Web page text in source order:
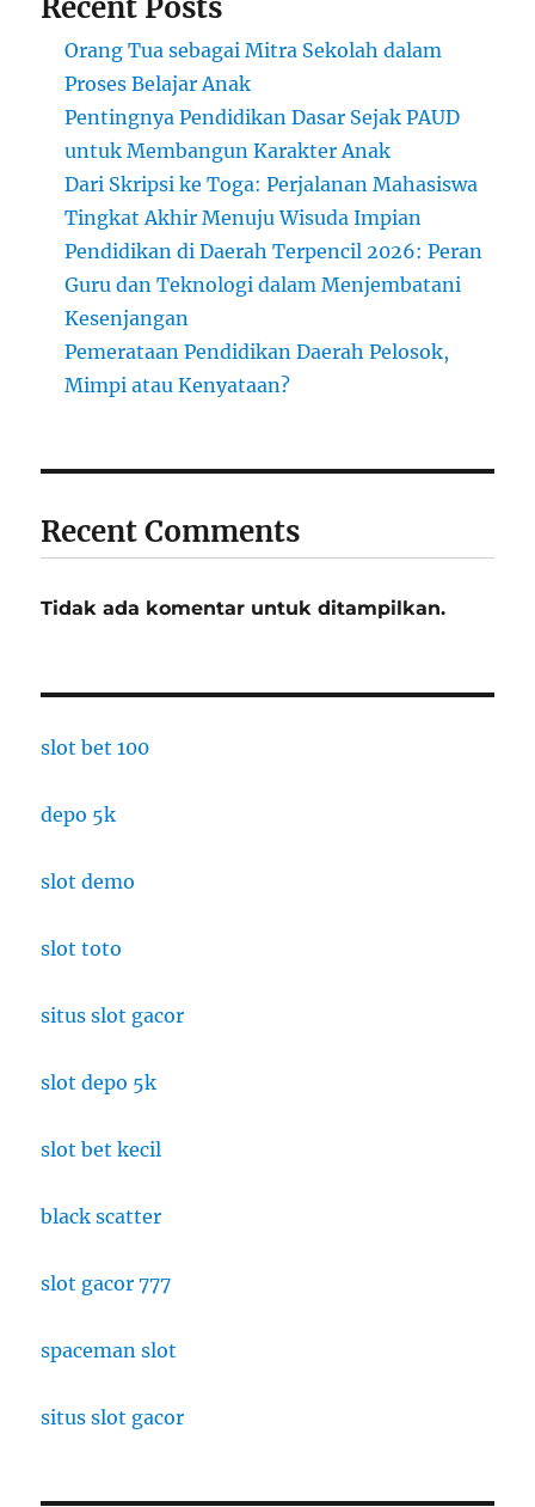
Recent Posts
Orang Tua sebagai Mitra Sekolah dalam
Proses Belajar Anak
Pentingnya Pendidikan Dasar Sejak PAUD
untuk Membangun Karakter Anak
Dari Skripsi ke Toga: Perjalanan Mahasiswa
Tingkat Akhir Menuju Wisuda Impian
Pendidikan di Daerah Terpencil 2026: Peran
Guru dan Teknologi dalam Menjembatani
Kesenjangan
Pemerataan Pendidikan Daerah Pelosok,
Mimpi atau Kenyataan?
Recent Comments
Tidak ada komentar untuk ditampilkan.
slot bet 100
depo 5k
slot demo
slot toto
situs slot gacor
slot depo 5k
slot bet kecil
black scatter
slot gacor 777
spaceman slot
situs slot gacor